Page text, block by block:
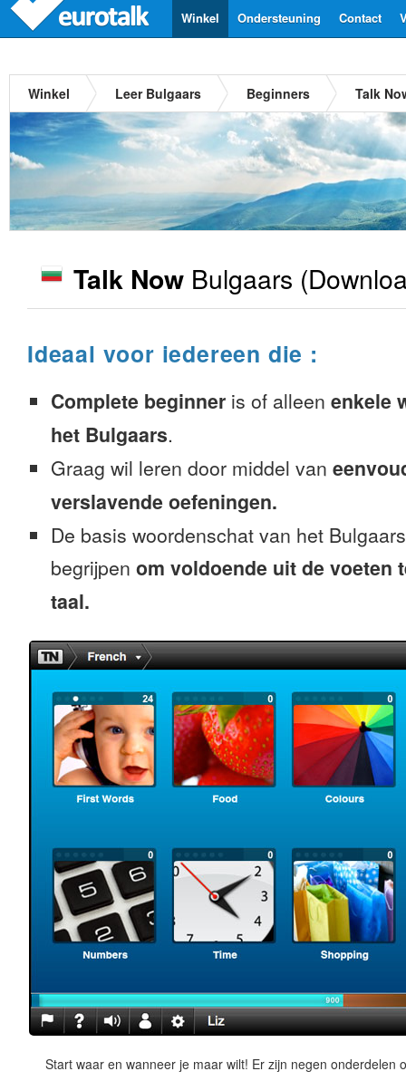
Contact
Ondersteuning
Winkel
Winkel Leer Bulgaars Beginners Talk
Talk Now Bulgaars
Ideaal voor iedereen die :
Complete beginner is of alleen enkele
het Bulgaars.
Graag wil leren door middel van
verslavende oefeningen.
De basis woordenschat van het
begrijpen om voldoende uit de voeten
taal.
Start waar en wanneer je maar wilt! Er zijn negen onderdelen